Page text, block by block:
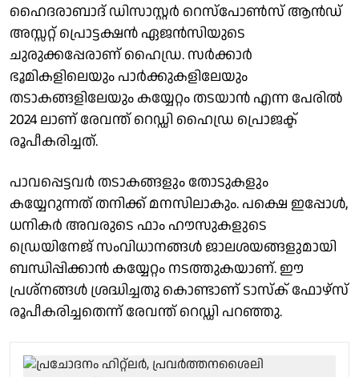
ഹൈദരാബാദ് ഡിസാസ്റ്റര്‍ റെസ്‌പോണ്‍സ് ആന്‍ഡ്
അസ്സറ്റ് പ്രൊട്ടക്ഷന്‍ ഏജന്‍സിയുടെ
ചുരുക്കപ്പേരാണ് ഹൈഡ്ര. സര്‍ക്കാര്‍
ഭൂമികളിലെയും പാര്‍ക്കുകളിലേയും
തടാകങ്ങളിലേയും കയ്യേറ്റം തടയാന്‍ എന്ന പേരില്‍
2024 ലാണ് രേവന്ത് റെഡ്ഡി ഹൈഡ്ര പ്രൊജക്ട്
രൂപീകരിച്ചത്.
പാവപ്പെട്ടവര്‍ തടാകങ്ങളും തോടുകളും
കയ്യേറുന്നത് തനിക്ക് മനസിലാകും. പക്ഷെ ഇപ്പോള്‍,
ധനികര്‍ അവരുടെ ഫാം ഹൗസുകളുടെ
ഡ്രെയിനേജ് സംവിധാനങ്ങള്‍ ജാലശയങ്ങളുമായി
ബന്ധിപ്പിക്കാന്‍ കയ്യേറ്റം നടത്തുകയാണ്. ഈ
പ്രശ്‌നങ്ങള്‍ ശ്രദ്ധിച്ചതു കൊണ്ടാണ് ടാസ്‌ക് ഫോഴ്‌സ്
രൂപീകരിച്ചതെന്ന് രേവന്ത് റെഡ്ഡി പറഞ്ഞു.